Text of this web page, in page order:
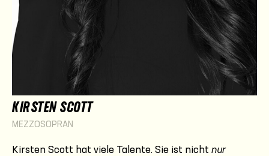
KIRSTEN SCOTT
MEZZOSOPRAN
Kirsten Scott hat viele Talente. Sie ist nicht nur